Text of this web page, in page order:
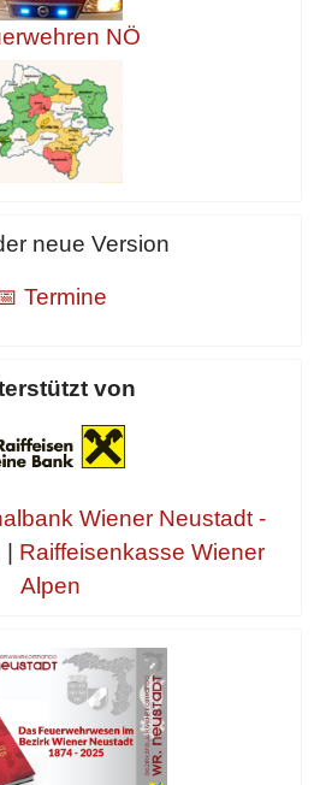
NÖ
neue Version
Termine
von
Wiener Neustadt -
Raiffeisenkasse Wiener
Alpen